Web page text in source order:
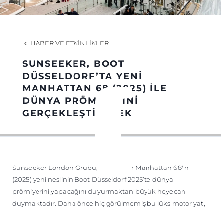
MİRAS
TEKNENIZIN PIYASA DEĞERINI
ÖĞRENIN
HABER VE ETKINLIKLER
SUNSEEKER, BOOT
DÜSSELDORF’TA YENİ
MANHATTAN 68 (2025) İLE
DÜNYA PRÖMİYERİNİ
GERÇEKLEŞTİRECEK
Sunseeker London Grubu, Sunseeker Manhattan 68'in
(2025) yeni neslinin Boot Düsseldorf 2025’te dünya
prömiyerini yapacağını duyurmaktan büyük heyecan
duymaktadır. Daha önce hiç görülmemiş bu lüks motor yat,